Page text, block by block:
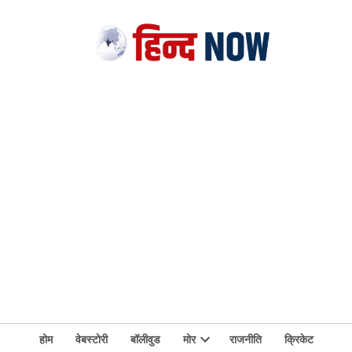
होम वेबस्टोरी बॉलीवुड मोर राजनीति
क्रिकेट